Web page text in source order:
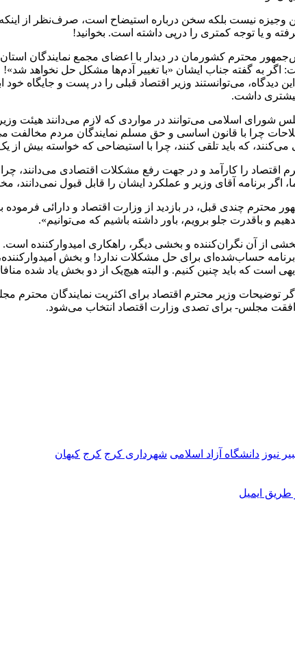
وجیزه نیست بلکه سخن درباره استیضاح است، صرف‌نظر از
و یا توجه کمتری را درپی داشته است. بخوانید!
رئیس‌جمهور محترم کشورمان در دیدار با اعضای مجمع
به گفته جناب ایشان «با تغییر آدم‌ها مشکل حل نخواهد شد»!
دیدگاه، می‌توانستند وزیر اقتصاد قبلی را در پست و جایگاه خود
داشت.
مجلس شورای اسلامی می‌توانند در مواردی که لازم می‌دانند هیئت
چرا با قانون اساسی و حق مسلم نمایندگان مردم مخالفت
که باید تلقی کنند، چرا با استیضاحی که خواسته بیش
اقتصاد را کارآمد و در جهت رفع مشکلات اقتصادی می‌دانند،
اگر برنامه آقای وزیر و عملکرد ایشان را قابل قبول نمی‌دانند،
محترم چندی قبل، در بازدید از وزارت اقتصاد و دارائی فرموده
و باقدرت جلو برویم، باور داشته باشیم که می‌توانیم».
بخشی از آن نگران‌کننده و بخشی دیگر، راهکاری امیدوار‌کننده
برنامه حساب‌شده‌ای برای حل مشکلات ندارد! و بخش
است که باید چنین کنیم. و البته هیچ‌یک از دو بخش یاد شده
توضیحات وزیر محترم اقتصاد برای اکثریت نمایندگان محترم
مجلس- برای تصدی وزارت اقتصاد انتخاب می‌شود.
نیوز دانشگاه آزاد اسلامی شهرداری کرج کرج کیهان
طریق ایمیل